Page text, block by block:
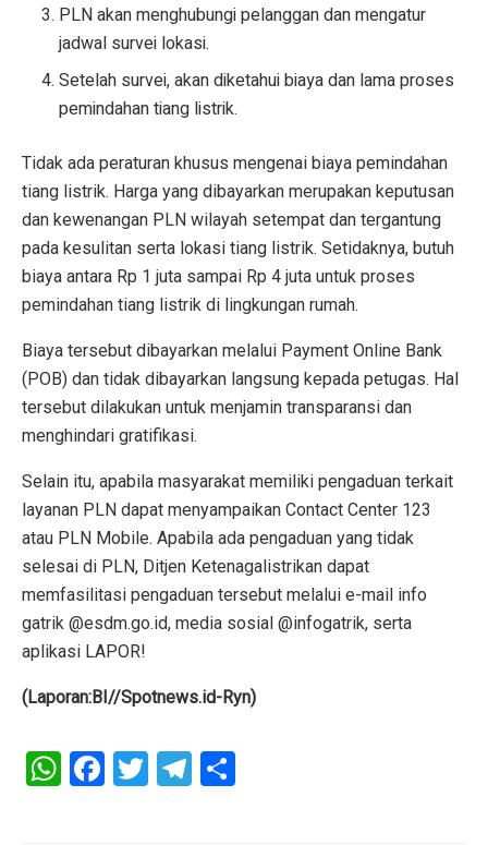
PLN akan menghubungi pelanggan dan mengatur
jadwal survei lokasi.
Setelah survei, akan diketahui biaya dan lama proses
pemindahan tiang listrik.
Tidak ada peraturan khusus mengenai biaya pemindahan
tiang listrik. Harga yang dibayarkan merupakan keputusan
dan kewenangan PLN wilayah setempat dan tergantung
pada kesulitan serta lokasi tiang listrik. Setidaknya, butuh
biaya antara Rp 1 juta sampai Rp 4 juta untuk proses
pemindahan tiang listrik di lingkungan rumah.
Biaya tersebut dibayarkan melalui Payment Online Bank
(POB) dan tidak dibayarkan langsung kepada petugas. Hal
tersebut dilakukan untuk menjamin transparansi dan
menghindari gratifikasi.
Selain itu, apabila masyarakat memiliki pengaduan terkait
layanan PLN dapat menyampaikan Contact Center 123
atau PLN Mobile. Apabila ada pengaduan yang tidak
selesai di PLN, Ditjen Ketenagalistrikan dapat
memfasilitasi pengaduan tersebut melalui e-mail info
gatrik @esdm.go.id, media sosial @infogatrik, serta
aplikasi LAPOR!
(Laporan:BI//Spotnews.id-Ryn)
W
h
F
a
T
wi
T
el